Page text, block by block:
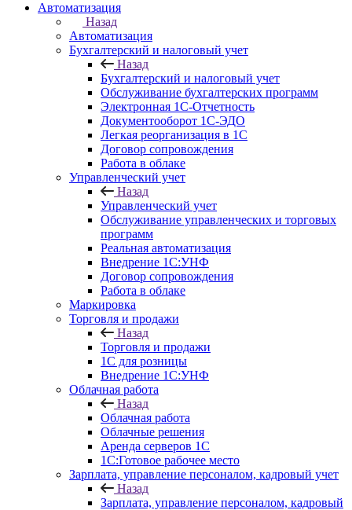
Автоматизация
Назад
Автоматизация
Бухгалтерский и налоговый учет
Назад
Бухгалтерский и налоговый учет
Обслуживание бухгалтерских программ
Электронная 1С-Отчетность
Документооборот 1С-ЭДО
Легкая реорганизация в 1С
Договор сопровождения
Работа в облаке
Управленческий учет
Назад
Управленческий учет
Обслуживание управленческих и торговых
программ
Реальная автоматизация
Внедрение 1С:УНФ
Договор сопровождения
Работа в облаке
Маркировка
Торговля и продажи
Назад
Торговля и продажи
1С для розницы
Внедрение 1С:УНФ
Облачная работа
Назад
Облачная работа
Облачные решения
Аренда серверов 1С
1C:Готовое рабочее место
Зарплата, управление персоналом, кадровый учет
Назад
Зарплата, управление персоналом, кадровый